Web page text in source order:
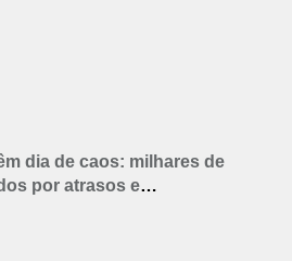
dia de caos: milhares de
por atrasos e